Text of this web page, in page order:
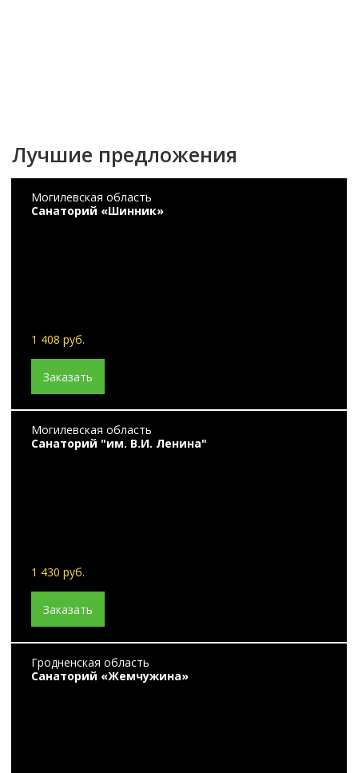
Лучшие предложения
Могилевская область
Санаторий «Шинник»
1 408 руб.
Заказать
Могилевская область
Санаторий "им. В.И. Ленина"
1 430 руб.
Заказать
Гродненская область
Санаторий «Жемчужина»